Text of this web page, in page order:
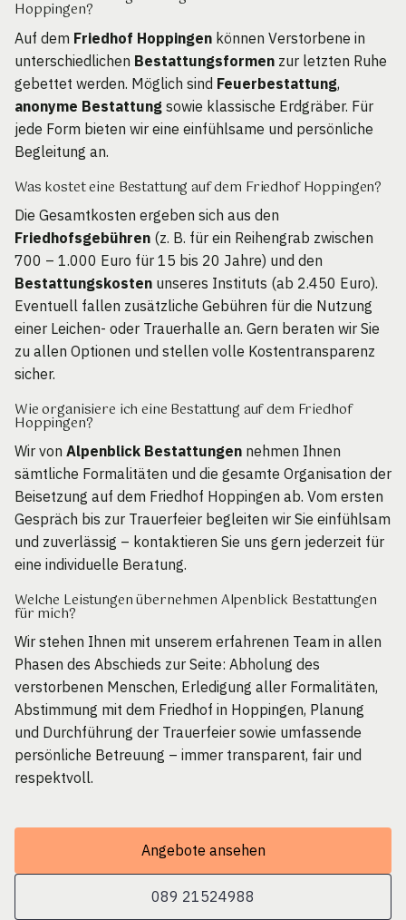
Hoppingen?
Auf dem Friedhof Hoppingen können Verstorbene in
unterschiedlichen Bestattungsformen zur letzten Ruhe
gebettet werden. Möglich sind Feuerbestattung,
anonyme Bestattung sowie klassische Erdgräber. Für
jede Form bieten wir eine einfühlsame und persönliche
Begleitung an.
Was kostet eine Bestattung auf dem Friedhof Hoppingen?
Die Gesamtkosten ergeben sich aus den
Friedhofsgebühren (z. B. für ein Reihengrab zwischen
700 – 1.000 Euro für 15 bis 20 Jahre) und den
Bestattungskosten unseres Instituts (ab 2.450 Euro).
Eventuell fallen zusätzliche Gebühren für die Nutzung
einer Leichen- oder Trauerhalle an. Gern beraten wir Sie
zu allen Optionen und stellen volle Kostentransparenz
sicher.
Wie organisiere ich eine Bestattung auf dem Friedhof
Hoppingen?
Wir von Alpenblick Bestattungen nehmen Ihnen
sämtliche Formalitäten und die gesamte Organisation der
Beisetzung auf dem Friedhof Hoppingen ab. Vom ersten
Gespräch bis zur Trauerfeier begleiten wir Sie einfühlsam
und zuverlässig – kontaktieren Sie uns gern jederzeit für
eine individuelle Beratung.
Welche Leistungen übernehmen Alpenblick Bestattungen
für mich?
Wir stehen Ihnen mit unserem erfahrenen Team in allen
Phasen des Abschieds zur Seite: Abholung des
verstorbenen Menschen, Erledigung aller Formalitäten,
Abstimmung mit dem Friedhof in Hoppingen, Planung
und Durchführung der Trauerfeier sowie umfassende
persönliche Betreuung – immer transparent, fair und
respektvoll.
Angebote ansehen
089 21524988